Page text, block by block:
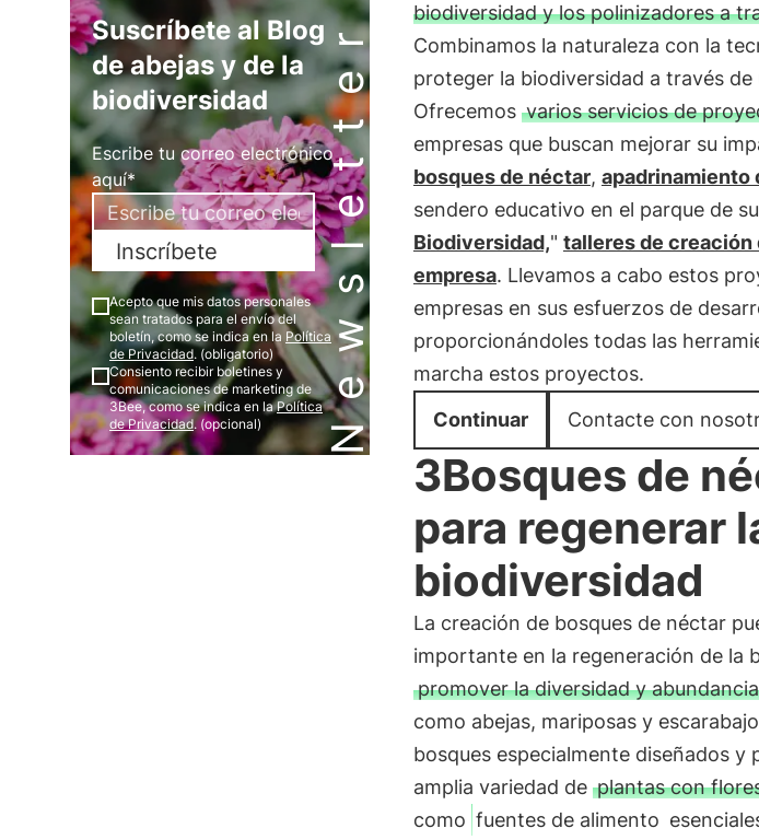
Newsletter
Suscríbete al Blog
de abejas y de la
biodiversidad
Escribe tu correo electrónico
aquí*
Inscríbete
Acepto que mis datos personales
sean tratados para el envío del
boletín, como se indica en la Política
de Privacidad. (obligatorio)
Consiento recibir boletines y
comunicaciones de marketing de
3Bee, como se indica en laPolítica
de Privacidad. (opcional)
biodiversidad y los polinizadores a
Combinamos la naturaleza con la
proteger la biodiversidad a través
Ofrecemos varios servicios de
empresas que buscan mejorar su
bosques de néctar, apadrinamiento
sendero educativo en el parque de
Biodiversidad," talleres de creación
empresa. Llevamos a cabo estos
empresas en sus esfuerzos de
proporcionándoles todas las
marcha estos proyectos.
Continuar
Contacte con
3Bosques de
para regenerar
biodiversidad
La creación de bosques de néctar
importante en la regeneración de la
promover la diversidad y
como abejas, mariposas y
bosques especialmente diseñados y
amplia variedad de plantas con
como fuentes de alimento